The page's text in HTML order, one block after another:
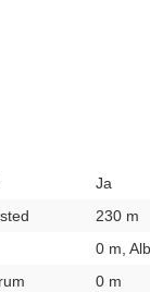
Ja
230 m
0 m,
0 m